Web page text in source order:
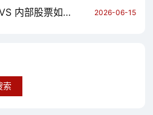
交易 哪个对你更有用？ 2026-06-15